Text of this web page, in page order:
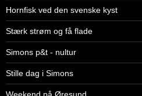
Hornfisk ved den svenske kyst
Stærk strøm og få flade
Simons p&t - nultur
Stille dag i Simons
Weekend på Øresund